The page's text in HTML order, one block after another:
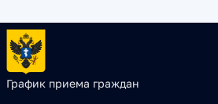
График приема граждан